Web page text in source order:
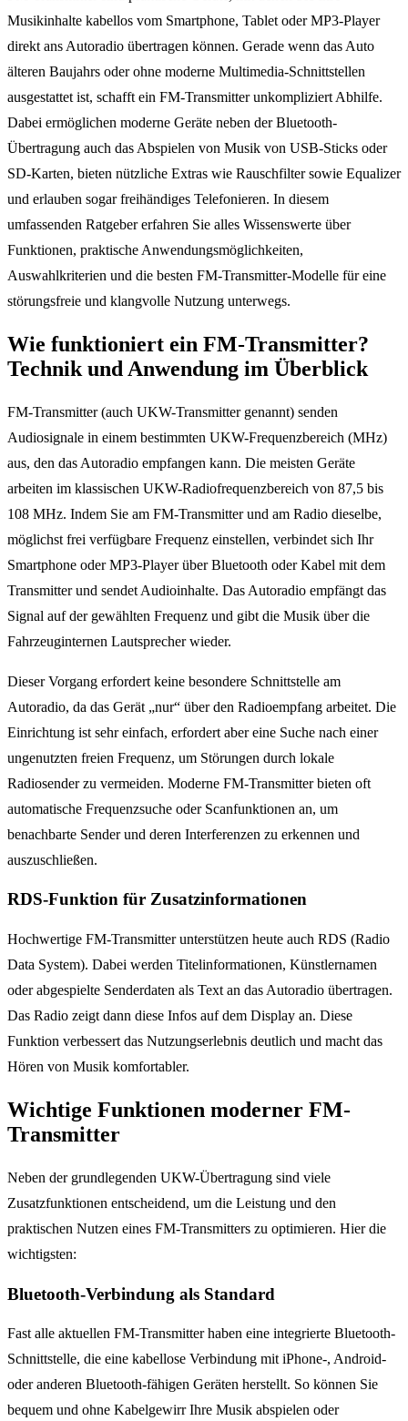
Musikinhalte kabellos vom Smartphone, Tablet oder MP3-Player
direkt ans Autoradio übertragen können. Gerade wenn das Auto
älteren Baujahrs oder ohne moderne Multimedia-Schnittstellen
ausgestattet ist, schafft ein FM-Transmitter unkompliziert Abhilfe.
Dabei ermöglichen moderne Geräte neben der Bluetooth-
Übertragung auch das Abspielen von Musik von USB-Sticks oder
SD-Karten, bieten nützliche Extras wie Rauschfilter sowie Equalizer
und erlauben sogar freihändiges Telefonieren. In diesem
umfassenden Ratgeber erfahren Sie alles Wissenswerte über
Funktionen, praktische Anwendungsmöglichkeiten,
Auswahlkriterien und die besten FM-Transmitter-Modelle für eine
störungsfreie und klangvolle Nutzung unterwegs.
Wie funktioniert ein FM-Transmitter?
Technik und Anwendung im Überblick
FM-Transmitter (auch UKW-Transmitter genannt) senden
Audiosignale in einem bestimmten UKW-Frequenzbereich (MHz)
aus, den das Autoradio empfangen kann. Die meisten Geräte
arbeiten im klassischen UKW-Radiofrequenzbereich von 87,5 bis
108 MHz. Indem Sie am FM-Transmitter und am Radio dieselbe,
möglichst frei verfügbare Frequenz einstellen, verbindet sich Ihr
Smartphone oder MP3-Player über Bluetooth oder Kabel mit dem
Transmitter und sendet Audioinhalte. Das Autoradio empfängt das
Signal auf der gewählten Frequenz und gibt die Musik über die
Fahrzeuginternen Lautsprecher wieder.
Dieser Vorgang erfordert keine besondere Schnittstelle am
Autoradio, da das Gerät „nur“ über den Radioempfang arbeitet. Die
Einrichtung ist sehr einfach, erfordert aber eine Suche nach einer
ungenutzten freien Frequenz, um Störungen durch lokale
Radiosender zu vermeiden. Moderne FM-Transmitter bieten oft
automatische Frequenzsuche oder Scanfunktionen an, um
benachbarte Sender und deren Interferenzen zu erkennen und
auszuschließen.
RDS-Funktion für Zusatzinformationen
Hochwertige FM-Transmitter unterstützen heute auch RDS (Radio
Data System). Dabei werden Titelinformationen, Künstlernamen
oder abgespielte Senderdaten als Text an das Autoradio übertragen.
Das Radio zeigt dann diese Infos auf dem Display an. Diese
Funktion verbessert das Nutzungserlebnis deutlich und macht das
Hören von Musik komfortabler.
Wichtige Funktionen moderner FM-
Transmitter
Neben der grundlegenden UKW-Übertragung sind viele
Zusatzfunktionen entscheidend, um die Leistung und den
praktischen Nutzen eines FM-Transmitters zu optimieren. Hier die
wichtigsten:
Bluetooth-Verbindung als Standard
Fast alle aktuellen FM-Transmitter haben eine integrierte Bluetooth-
Schnittstelle, die eine kabellose Verbindung mit iPhone-, Android-
oder anderen Bluetooth-fähigen Geräten herstellt. So können Sie
bequem und ohne Kabelgewirr Ihre Musik abspielen oder